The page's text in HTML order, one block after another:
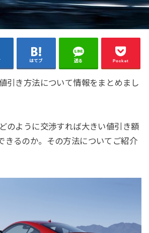
はてブ 送る Pocket
引き方法について情報をまとめまし
のように交渉すれば大きい値引き額
きるのか。その方法についてご紹介